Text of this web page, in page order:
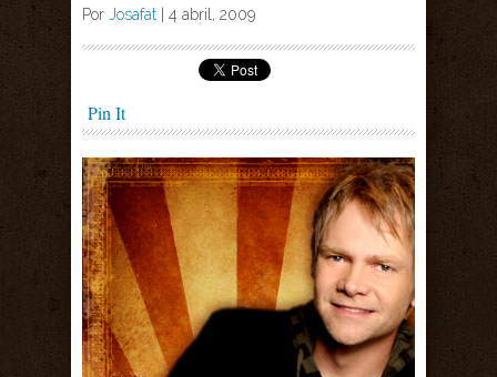
Por Josafat 4 abril, 2009
Pin It